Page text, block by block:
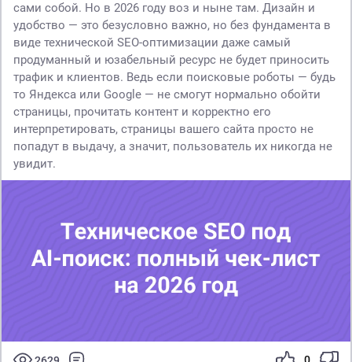
сами собой. Но в 2026 году воз и ныне там. Дизайн и
удобство — это безусловно важно, но без фундамента в
виде технической SEO-оптимизации даже самый
продуманный и юзабельный ресурс не будет приносить
трафик и клиентов. Ведь если поисковые роботы — будь
то Яндекса или Google — не смогут нормально обойти
страницы, прочитать контент и корректно его
интерпретировать, страницы вашего сайта просто не
попадут в выдачу, а значит, пользователь их никогда не
увидит.